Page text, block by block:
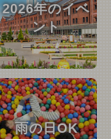
2026年のイベ
ント
雨の日OK